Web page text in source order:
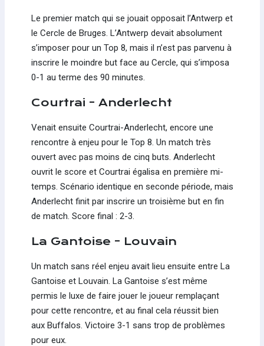
Le premier match qui se jouait opposait l’Antwerp et
le Cercle de Bruges. L’Antwerp devait absolument
s’imposer pour un Top 8, mais il n’est pas parvenu à
inscrire le moindre but face au Cercle, qui s’imposa
0-1 au terme des 90 minutes.
Courtrai - Anderlecht
Venait ensuite Courtrai-Anderlecht, encore une
rencontre à enjeu pour le Top 8. Un match très
ouvert avec pas moins de cinq buts. Anderlecht
ouvrit le score et Courtrai égalisa en première mi-
temps. Scénario identique en seconde période, mais
Anderlecht finit par inscrire un troisième but en fin
de match. Score final : 2-3.
La Gantoise - Louvain
Un match sans réel enjeu avait lieu ensuite entre La
Gantoise et Louvain. La Gantoise s’est même
permis le luxe de faire jouer le joueur remplaçant
pour cette rencontre, et au final cela réussit bien
aux Buffalos. Victoire 3-1 sans trop de problèmes
pour eux.